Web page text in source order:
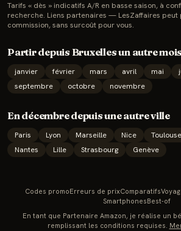
Tarifs « dès » indicatifs A/R en basse saison, à
recherche. Liens partenaires — LesZaffaires peut
commission, sans surcoût pour vous.
Partir depuis Bruxellesun autre
janvier février mars avril mai
septembre
octobre novembre
Endécembredepuis une autre ville
Paris Lyon Marseille Nice Toulouse
Nantes
Lille Strasbourg Genève
Codes promoErreurs de prixComparatifs
SmartphonesBest-of
En tant que Partenaire Amazon, je réalise un
remplissant les conditions requises.